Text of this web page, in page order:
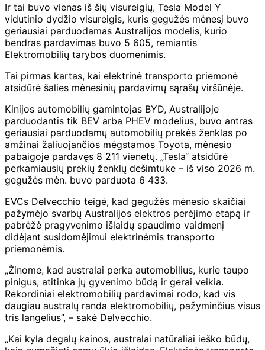
Ir tai buvo vienas iš šių visureigių, Tesla Model Y
vidutinio dydžio visureigis, kuris gegužės mėnesį buvo
geriausiai parduodamas Australijos modelis, kurio
bendras pardavimas buvo 5 605, remiantis
Elektromobilių tarybos duomenimis.
Tai pirmas kartas, kai elektrinė transporto priemonė
atsidūrė šalies mėnesinių pardavimų sąrašų viršūnėje.
Kinijos automobilių gamintojas BYD, Australijoje
parduodantis tik BEV arba PHEV modelius, buvo antras
geriausiai parduodamų automobilių prekės ženklas po
amžinai žaliuojančios mėgstamos Toyota, mėnesio
pabaigoje pardavęs 8 211 vienetų. „Tesla“ atsidūrė
perkamiausių prekių ženklų dešimtuke – iš viso 2026 m.
gegužės mėn. buvo parduota 6 433.
EVCs Delvecchio teigė, kad gegužės mėnesio skaičiai
pažymėjo svarbų Australijos elektros perėjimo etapą ir
pabrėžė pragyvenimo išlaidų spaudimo vaidmenį
didėjant susidomėjimui elektrinėmis transporto
priemonėmis.
„Žinome, kad australai perka automobilius, kurie taupo
pinigus, atitinka jų gyvenimo būdą ir gerai veikia.
Rekordiniai elektromobilių pardavimai rodo, kad vis
daugiau australų randa elektromobilių, pažyminčius visus
tris langelius”, – sakė Delvecchio.
„Kai kyla degalų kainos, australai natūraliai ieško būdų,